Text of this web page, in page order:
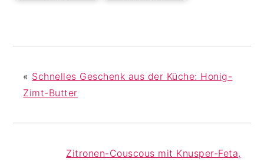
« Schnelles Geschenk aus der Küche: Honig-
Zimt-Butter
Zitronen-Couscous mit Knusper-Feta,